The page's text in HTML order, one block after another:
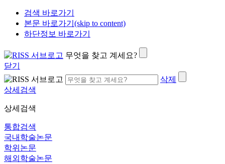
검색 바로가기
본문 바로가기(skip to content)
하단정보 바로가기
무엇을 찾고 계세요?
닫기
삭제
상세검색
상세검색
통합검색
국내학술논문
학위논문
해외학술논문